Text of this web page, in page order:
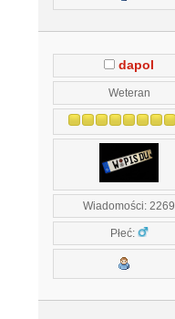
dapol
Weteran
Wiadomości: 2269
Płeć: